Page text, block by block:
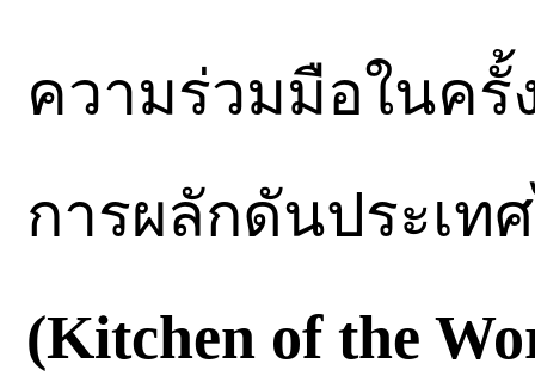
ความร่วมมือในค
การผลักดันประเท
(Kitchen of the